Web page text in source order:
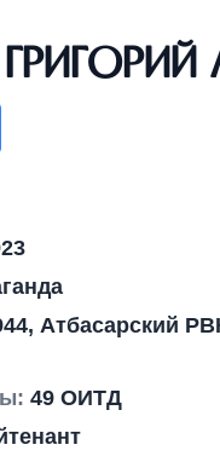
Атбасарский
49 ОИТД